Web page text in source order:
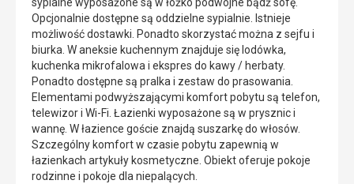
sypialne wyposażone są w łóżko podwójne bądź sofę.
Opcjonalnie dostępne są oddzielne sypialnie. Istnieje
możliwość dostawki. Ponadto skorzystać można z sejfu i
biurka. W aneksie kuchennym znajduje się lodówka,
kuchenka mikrofalowa i ekspres do kawy / herbaty.
Ponadto dostępne są pralka i zestaw do prasowania.
Elementami podwyższającymi komfort pobytu są telefon,
telewizor i Wi-Fi. Łazienki wyposażone są w prysznic i
wannę. W łazience goście znajdą suszarkę do włosów.
Szczególny komfort w czasie pobytu zapewnią w
łazienkach artykuły kosmetyczne. Obiekt oferuje pokoje
rodzinne i pokoje dla niepalących.